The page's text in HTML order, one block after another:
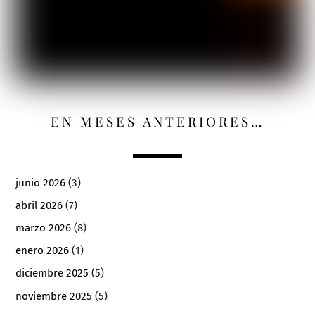
EN MESES ANTERIORES…
junio 2026 (3)
abril 2026 (7)
marzo 2026 (8)
enero 2026 (1)
diciembre 2025 (5)
noviembre 2025 (5)